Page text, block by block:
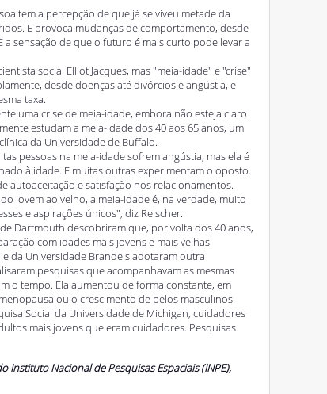
tem a percepção de que já se viveu metade da
E provoca mudanças de comportamento, desde
sensação de que o futuro é mais curto pode levar a
social Elliot Jacques, mas "meia-idade" e "crise"
desde doenças até divórcios e angústia, e
taxa.
uma crise de meia-idade, embora não esteja claro
estudam a meia-idade dos 40 aos 65 anos, um
da Universidade de Buffalo.
pessoas na meia-idade sofrem angústia, mas ela é
à idade. E muitas outras experimentam o oposto.
autoaceitação e satisfação nos relacionamentos.
jovem ao velho, a meia-idade é, na verdade, muito
e aspirações únicos", diz Reischer.
Dartmouth descobriram que, por volta dos 40 anos,
com idades mais jovens e mais velhas.
da Universidade Brandeis adotaram outra
pesquisas que acompanhavam as mesmas
o tempo. Ela aumentou de forma constante, em
ou o crescimento de pelos masculinos.
Social da Universidade de Michigan, cuidadores
mais jovens que eram cuidadores. Pesquisas
Nacional de Pesquisas Espaciais (INPE),